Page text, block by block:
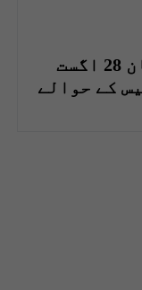
فرحان غنی اور دیگرملزمان 28 اگست
کے حوالے